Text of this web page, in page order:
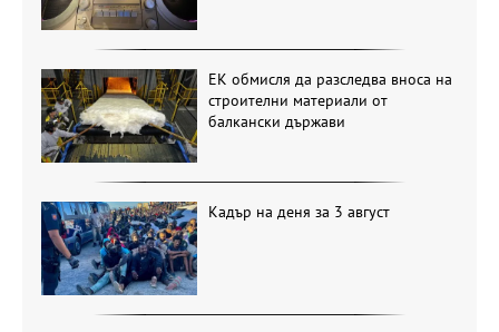
ЕК обмисля да разследва вноса на
строителни материали от
балкански държави
Кадър на деня за 3 август